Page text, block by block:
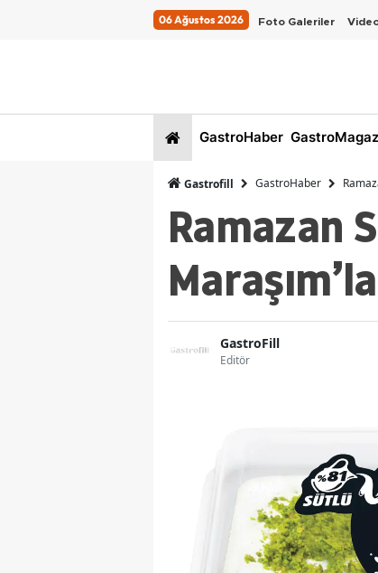
06 Ağustos 2026 Foto Galeriler
GastroHaber
Gastrofill GastroHaber
Ramazan
GastroFill
Editör